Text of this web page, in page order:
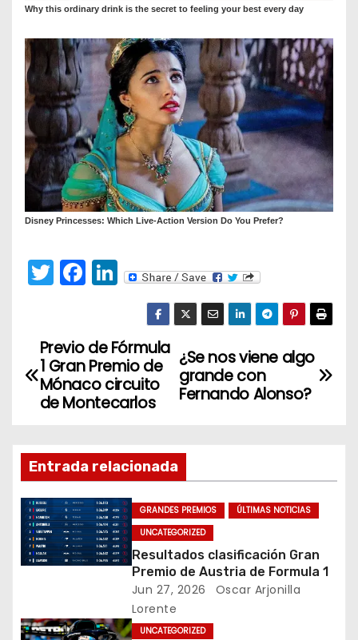
T
er
F
e
b
o
k
Li
e
dI
n
N
a
e
g
a
c
ó
¿Se nos viene algo
grande con
Fernando Alonso?
Previo de Fórmula
1 Gran Premio de
Mónaco circuito
de Montecarlos
Entrada relacionada
GRANDES PREMIOS
ÚLTIMAS NOTICIAS
UNCATEGORIZED
Resultados clasificación Gran
Premio de Austria de Formula 1
Jun 27, 2026
Oscar Arjonilla
Lorente
UNCATEGORIZED